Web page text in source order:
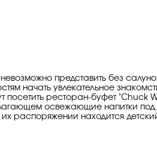
представить без
начать увлекательное
посетить ресторан-буфет
освежающие напитки
распоряжении находится